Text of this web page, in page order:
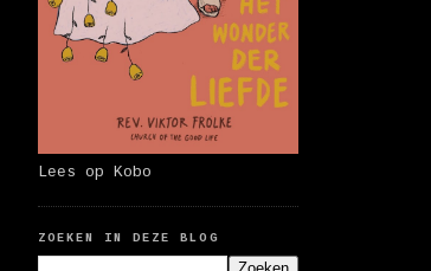
Lees op Kobo
ZOEKEN IN DEZE BLOG